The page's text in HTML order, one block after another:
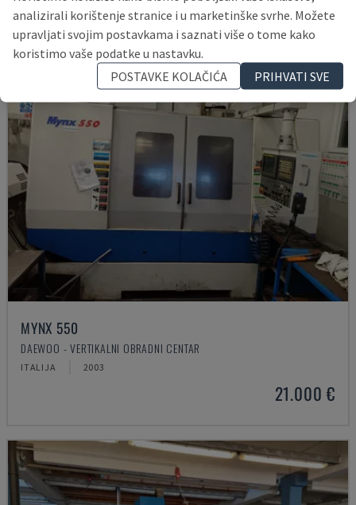
MYNX 550
DAEWOO - VERTIKALNI OBRADNI CENTAR
ITALIJA 2003
21.000 €
analizirali korištenje stranice i u marketinške svrhe. Možete
upravljati svojim postavkama i saznati više o tome kako
koristimo vaše podatke u nastavku.
POSTAVKE KOLAČIĆA
PRIHVATI SVE